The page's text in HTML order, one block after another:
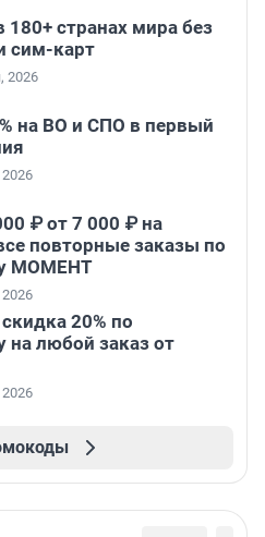
180+ странах мира без
сим-карт
2026
на ВО и СПО в первый
2026
₽ от 7 000 ₽ на
повторные заказы по
МОМЕНТ
2026
скидка 20% по
на любой заказ от
2026